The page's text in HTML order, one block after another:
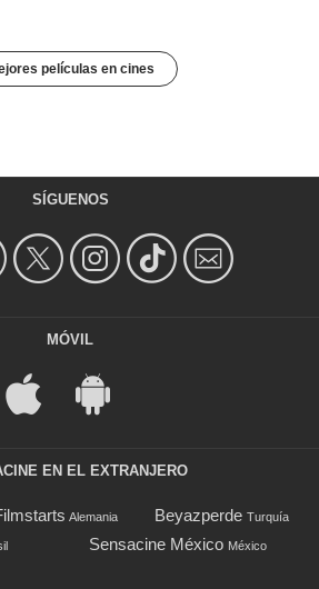
películas en cines
SÍGUENOS
MÓVIL
EN EL EXTRANJERO
Alemania Beyazperde Turquía
Sensacine México México